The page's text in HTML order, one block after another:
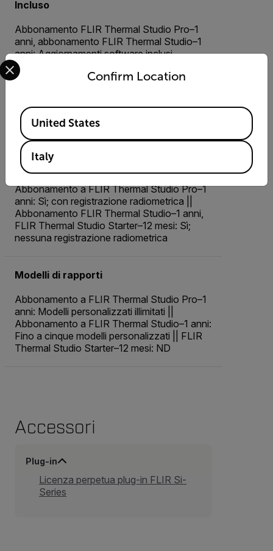
Incluso
Abbonamento FLIR Thermal Studio Pro–1
anni, abbonamento FLIR Thermal Studio–1
anni: Aggiornamenti software inclusi
nell'abbonamento annuale
Personalizzata
Video dal vivo
Abbonamento a FLIR Thermal Studio Pro–1
anni: Sì; con registrazione radiometrica ||
Abbonamento FLIR Thermal Studio–1 anni,
FLIR Thermal Studio Starter–12 mesi: Sì;
nessuna registrazione radiometrica
Modelli di rapporti
Abbonamento a FLIR Thermal Studio Pro–1
anni: Modelli personalizzati illimitati ||
Abbonamento a FLIR Thermal Studio–1 anni:
Fino a cinque modelli personalizzati || FLIR
Thermal Studio Starter–12 mesi: ND
Accessori
Plug-in
Licenza perpetua plug-in FLIR Si-
Series
Confirm Location
Select your preferred country and language from the
Available Locations
United States
Italy